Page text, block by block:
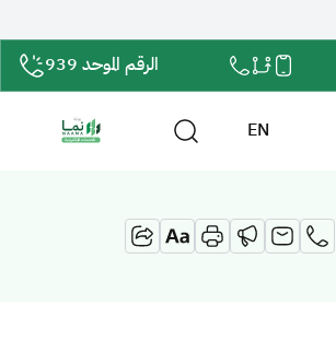
الرقم الموحد 939
EN